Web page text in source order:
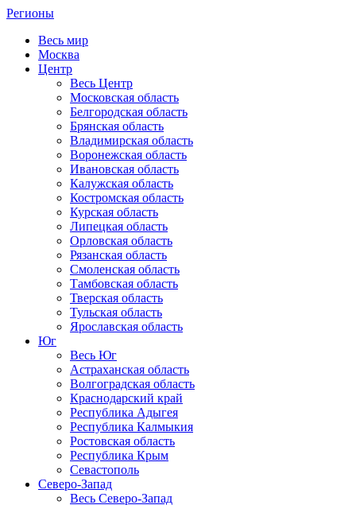
Регионы
Весь мир
Москва
Центр
Весь Центр
Московская область
Белгородская область
Брянская область
Владимирская область
Воронежская область
Ивановская область
Калужская область
Костромская область
Курская область
Липецкая область
Орловская область
Рязанская область
Смоленская область
Тамбовская область
Тверская область
Тульская область
Ярославская область
Юг
Весь Юг
Астраханская область
Волгоградская область
Краснодарский край
Республика Адыгея
Республика Калмыкия
Ростовская область
Республика Крым
Севастополь
Северо-Запад
Весь Северо-Запад